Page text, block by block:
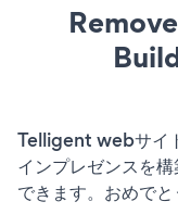
Telligent webサイ
インプレゼンスを
できます。おめでと